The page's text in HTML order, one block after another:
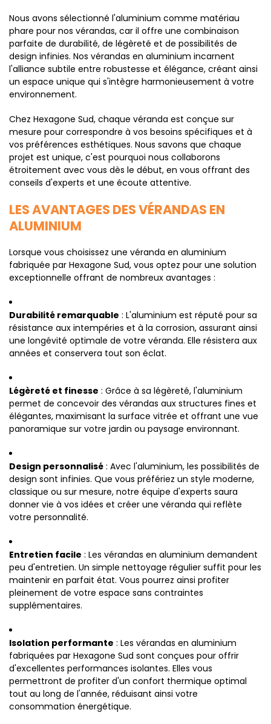
Nous avons sélectionné l'aluminium comme matériau
phare pour nos vérandas, car il offre une combinaison
parfaite de durabilité, de légèreté et de possibilités de
design infinies. Nos vérandas en aluminium incarnent
l'alliance subtile entre robustesse et élégance, créant ainsi
un espace unique qui s'intègre harmonieusement à votre
environnement.
Chez Hexagone Sud, chaque véranda est conçue sur
mesure pour correspondre à vos besoins spécifiques et à
vos préférences esthétiques. Nous savons que chaque
projet est unique, c'est pourquoi nous collaborons
étroitement avec vous dès le début, en vous offrant des
conseils d'experts et une écoute attentive.
LES AVANTAGES DES VÉRANDAS EN
ALUMINIUM
Lorsque vous choisissez une véranda en aluminium
fabriquée par Hexagone Sud, vous optez pour une solution
exceptionnelle offrant de nombreux avantages :
Durabilité remarquable : L'aluminium est réputé pour sa
résistance aux intempéries et à la corrosion, assurant ainsi
une longévité optimale de votre véranda. Elle résistera aux
années et conservera tout son éclat.
Légèreté et finesse : Grâce à sa légèreté, l'aluminium
permet de concevoir des vérandas aux structures fines et
élégantes, maximisant la surface vitrée et offrant une vue
panoramique sur votre jardin ou paysage environnant.
Design personnalisé : Avec l'aluminium, les possibilités de
design sont infinies. Que vous préfériez un style moderne,
classique ou sur mesure, notre équipe d'experts saura
donner vie à vos idées et créer une véranda qui reflète
votre personnalité.
Entretien facile : Les vérandas en aluminium demandent
peu d'entretien. Un simple nettoyage régulier suffit pour les
maintenir en parfait état. Vous pourrez ainsi profiter
pleinement de votre espace sans contraintes
supplémentaires.
Isolation performante : Les vérandas en aluminium
fabriquées par Hexagone Sud sont conçues pour offrir
d'excellentes performances isolantes. Elles vous
permettront de profiter d'un confort thermique optimal
tout au long de l'année, réduisant ainsi votre
consommation énergétique.